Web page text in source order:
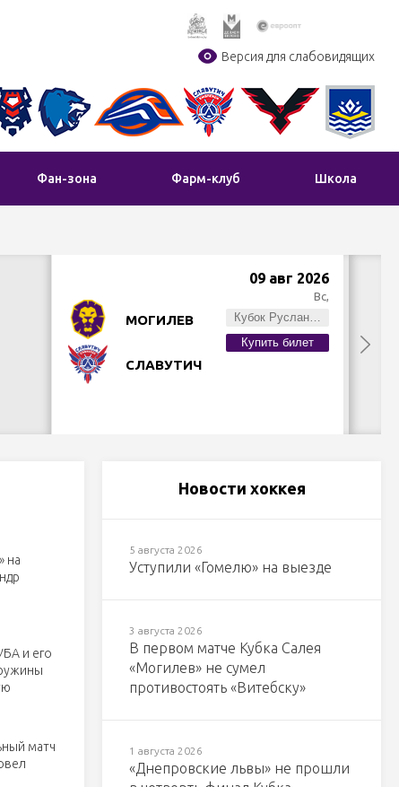
Версия для слабовидящих
Фан-зона Фарм-клуб Школа
МОГИЛЕВ
СЛАВУТИЧ
09 авг 2026
Вс,
Купить билет
на
и его
матч
Новости хоккея
5 августа 2026
Уступили «Гомелю» на выезде
3 августа 2026
В первом матче Кубка Салея
«Могилев» не сумел
противостоять «Витебску»
1 августа 2026
«Днепровские львы» не прошли